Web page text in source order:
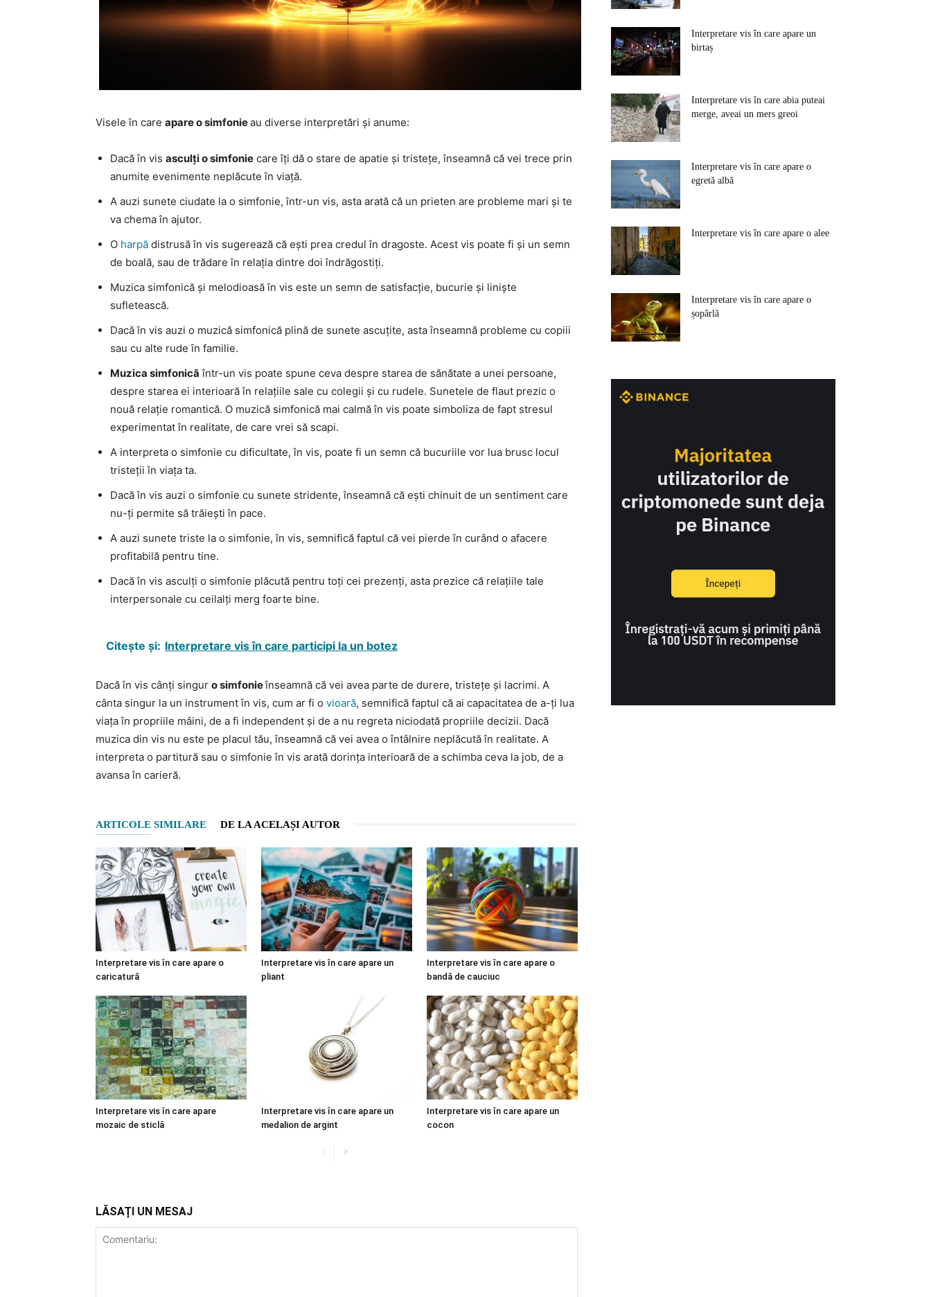
Visele în care apare o simfonieau diverse interpretări și anume:
Dacă în vis asculți o simfonie care îți dă o stare de apatie și tristețe, înseamnă că vei trece prin
anumite evenimente neplăcute în viață.
A auzi sunete ciudate la o simfonie, într-un vis, asta arată că un prieten are probleme mari și te
va chema în ajutor.
O harpă distrusă în vis sugerează că ești prea credul în dragoste. Acest vis poate fi și un semn
de boală, sau de trădare în relația dintre doi îndrăgostiți.
Muzica simfonică și melodioasă în vis este un semn de satisfacție, bucurie și liniște
sufletească.
Dacă în vis auzi o muzică simfonică plină de sunete ascuțite, asta înseamnă probleme cu copiii
sau cu alte rude în familie.
Muzica simfonică într-un vis poate spune ceva despre starea de sănătate a unei persoane,
despre starea ei interioară în relațiile sale cu colegii și cu rudele. Sunetele de flaut prezic o
nouă relație romantică. O muzică simfonică mai calmă în vis poate simboliza de fapt stresul
experimentat în realitate, de care vrei să scapi.
A interpreta o simfonie cu dificultate, în vis, poate fi un semn că bucuriile vor lua brusc locul
tristeții în viața ta.
Dacă în vis auzi o simfonie cu sunete stridente, înseamnă că ești chinuit de un sentiment care
nu-ți permite să trăiești în pace.
A auzi sunete triste la o simfonie, în vis, semnifică faptul că vei pierde în curând o afacere
profitabilă pentru tine.
Dacă în vis asculți o simfonie plăcută pentru toți cei prezenți, asta prezice că relațiile tale
interpersonale cu ceilalți merg foarte bine.
Citește și: Interpretare vis în care participi la un botez
Dacă în vis cânți singur o simfonieînseamnă că vei avea parte de durere, tristețe și lacrimi. A
cânta singur la un instrument în vis, cum ar fi o vioară, semnifică faptul că ai capacitatea de a-ți lua
viața în propriile mâini, de a fi independent și de a nu regreta niciodată propriile decizii. Dacă
muzica din vis nu este pe placul tău, înseamnă că vei avea o întâlnire neplăcută în realitate. A
interpreta o partitură sau o simfonie în vis arată dorința interioară de a schimba ceva la job, de a
avansa în carieră.
ARTICOLE SIMILARE DE LA ACELAȘI AUTOR
Interpretare vis în care apare o
caricatură
Interpretare vis în care apare un
pliant
Interpretare vis în care apare o
bandă de cauciuc
Interpretare vis în care apare
mozaic de sticlă
Interpretare vis în care apare un
medalion de argint
Interpretare vis în care apare un
cocon
LĂSAȚI UN MESAJ
Interpretare vis în care apare un
birtaș
Interpretare vis în care abia puteai
merge, aveai un mers greoi
Interpretare vis în care apare o
egretă albă
Interpretare vis în care apare o alee
Interpretare vis în care apare o
șopârlă